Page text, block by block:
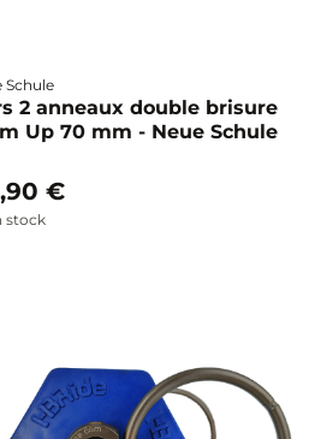
Schule
2 anneaux double brisure
Up 70 mm - Neue Schule
€
stock